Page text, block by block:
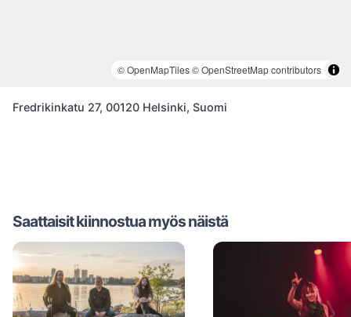
© OpenMapTiles© OpenStreetMap contributors
Fredrikinkatu 27, 00120 Helsinki, Suomi
Saattaisit kiinnostua myös näistä